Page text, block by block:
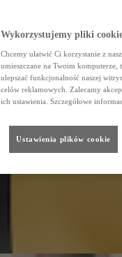
Wykorzystujemy pliki
Chcemy ułatwić Ci korzystanie z
umieszczane na Twoim
ulepszać funkcjonalność naszej
celów reklamowych. Zalecamy
ich ustawienia. Szczegółowe
Ustawienia plików cookie